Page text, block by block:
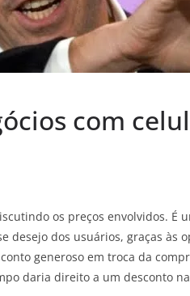
com
os preços envolvidos.
dos usuários, graças às
generoso em troca da
daria direito a um desconto